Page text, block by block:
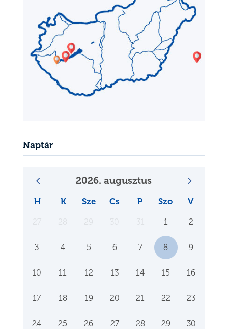
Naptár
2026. augusztus
H K Sze Cs P Szo V
1 2
3 4 5 6 7 8 9
10 11 12 13 14 15 16
17 18 19 20 21 22 23
24 25 26 27 28 29 30